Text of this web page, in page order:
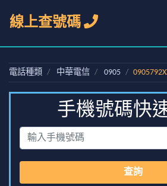
線上查號碼
電話種類 中華電信 0905
手機號碼快
查詢